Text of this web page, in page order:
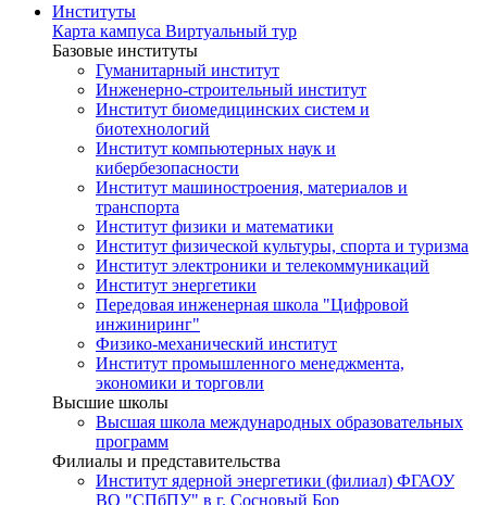
Институты
Карта кампуса Виртуальный тур
Базовые институты
Гуманитарный институт
Инженерно-строительный институт
Институт биомедицинских систем и
биотехнологий
Институт компьютерных наук и
кибербезопасности
Институт машиностроения, материалов и
транспорта
Институт физики и математики
Институт физической культуры, спорта и туризма
Институт электроники и телекоммуникаций
Институт энергетики
Передовая инженерная школа "Цифровой
инжиниринг"
Физико-механический институт
Институт промышленного менеджмента,
экономики и торговли
Высшие школы
Высшая школа международных образовательных
программ
Филиалы и представительства
Институт ядерной энергетики (филиал) ФГАОУ
ВО "СПбПУ" в г. Сосновый Бор